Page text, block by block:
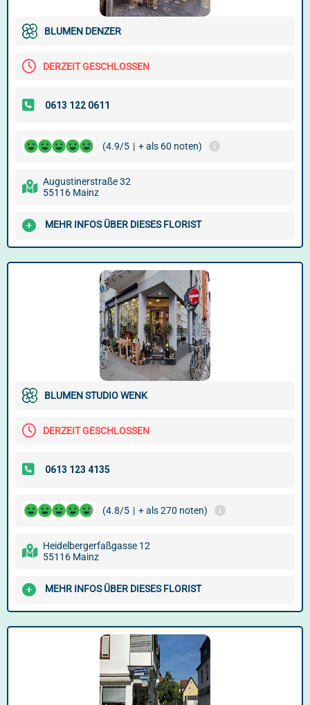
BLUMEN DENZER
DERZEIT GESCHLOSSEN
(4.9/5 | + als 60 noten)
Augustinerstraße 32
55116 Mainz
MEHR INFOS ÜBER DIESES FLORIST
BLUMEN STUDIO WENK
DERZEIT GESCHLOSSEN
(4.8/5 | + als 270 noten)
Heidelbergerfaßgasse 12
55116 Mainz
MEHR INFOS ÜBER DIESES FLORIST